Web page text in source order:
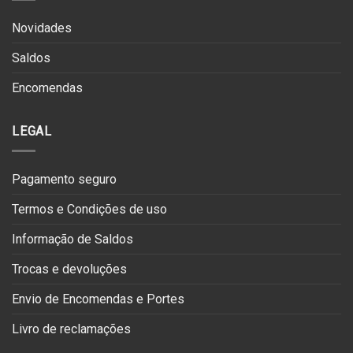
Novidades
Saldos
Encomendas
LEGAL
Pagamento seguro
Termos e Condições de uso
Informação de Saldos
Trocas e devoluções
Envio de Encomendas e Portes
Livro de reclamações